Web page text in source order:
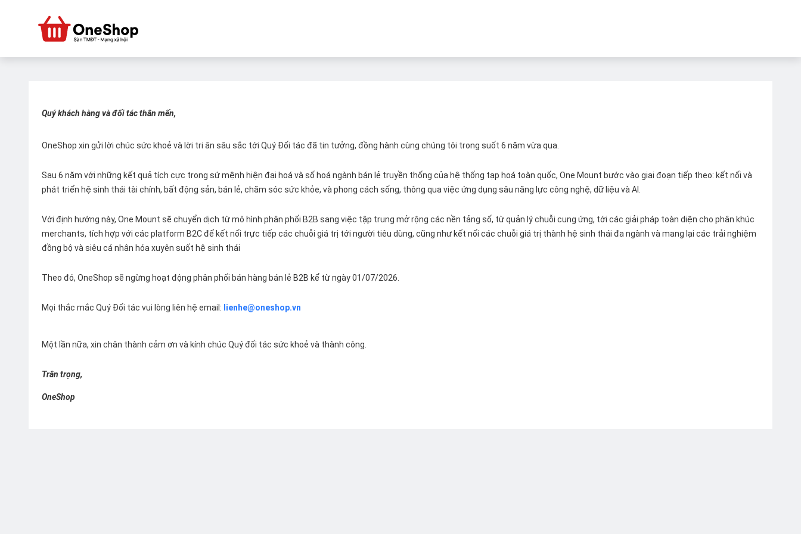
Quý khách hàng và đối tác thân mến,
OneShop xin gửi lời chúc sức khoẻ và lời tri ân sâu sắc tới Quý Đối tác đã tin tưởng, đồng hành cùng chúng tôi trong suốt 6 năm vừa qua.
Sau 6 năm với những kết quả tích cực trong sứ mệnh hiện đại hoá và số hoá ngành bán lẻ truyền thống của hệ thống tạp hoá toàn quốc, One Mount bước vào giai đoạn tiếp theo: kết nối và
phát triển hệ sinh thái tài chính, bất động sản, bán lẻ, chăm sóc sức khỏe, và phong cách sống, thông qua việc ứng dụng sâu năng lực công nghệ, dữ liệu và AI.
Với định hướng này, One Mount sẽ chuyển dịch từ mô hình phân phối B2B sang việc tập trung mở rộng các nền tảng số, từ quản lý chuỗi cung ứng, tới các giải pháp toàn diện cho phân khúc
merchants, tích hợp với các platform B2C để kết nối trực tiếp các chuỗi giá trị tới người tiêu dùng, cũng như kết nối các chuỗi giá trị thành hệ sinh thái đa ngành và mang lại các trải nghiệm
đồng bộ và siêu cá nhân hóa xuyên suốt hệ sinh thái
Theo đó, OneShop sẽ ngừng hoạt động phân phối bán hàng bán lẻ B2B kể từ ngày 01/07/2026.
Mọi thắc mắc Quý Đối tác vui lòng liên hệ email: lienhe@oneshop.vn
Một lần nữa, xin chân thành cảm ơn và kính chúc Quý đối tác sức khoẻ và thành công.
Trân trọng,
OneShop